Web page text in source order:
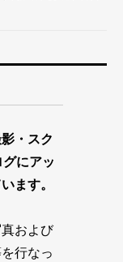
・スク
にアッ
ます。
および
行なっ